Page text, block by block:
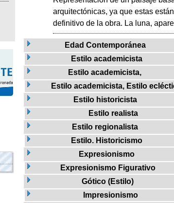
arquitectónicas, ya que estas
definitivo de la obra. La luna,
Edad Contemporánea
Estilo academicista
Estilo academicista,
Estilo academicista, Estilo
Estilo historicista
Estilo realista
Estilo regionalista
Estilo. Historicismo
Expresionismo
Expresionismo Figurativo
Gótico (Estilo)
Impresionismo